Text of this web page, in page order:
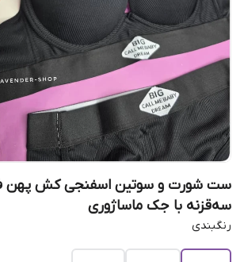
ست شورت و سوتین اسفنجی کش پهن
سه‌قزنه با جک ماساژوری
رنگبندی